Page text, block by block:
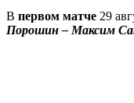
В первом матче 29
Порошин – Максим